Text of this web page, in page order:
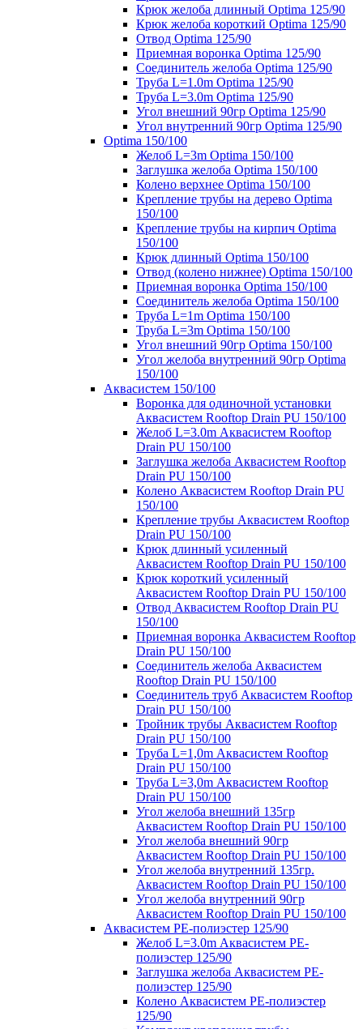
Крюк желоба длинный Optima 125/90
Крюк желоба короткий Optima 125/90
Отвод Optima 125/90
Приемная воронка Optima 125/90
Соединитель желоба Optima 125/90
Труба L=1.0m Optima 125/90
Труба L=3.0m Optima 125/90
Угол внешний 90гр Optima 125/90
Угол внутренний 90гр Optima 125/90
Optima 150/100
Желоб L=3m Optima 150/100
Заглушка желоба Optima 150/100
Колено верхнее Optima 150/100
Крепление трубы на дерево Optima
150/100
Крепление трубы на кирпич Optima
150/100
Крюк длинный Optima 150/100
Отвод (колено нижнее) Optima 150/100
Приемная воронка Optima 150/100
Соединитель желоба Optima 150/100
Труба L=1m Optima 150/100
Труба L=3m Optima 150/100
Угол внешний 90гр Optima 150/100
Угол желоба внутренний 90гр Optima
150/100
Аквасистем 150/100
Воронка для одиночной установки
Аквасистем Rooftop Drain PU 150/100
Желоб L=3.0m Аквасистем Rooftop
Drain PU 150/100
Заглушка желоба Аквасистем Rooftop
Drain PU 150/100
Колено Аквасистем Rooftop Drain PU
150/100
Крепление трубы Аквасистем Rooftop
Drain PU 150/100
Крюк длинный усиленный
Аквасистем Rooftop Drain PU 150/100
Крюк короткий усиленный
Аквасистем Rooftop Drain PU 150/100
Отвод Аквасистем Rooftop Drain PU
150/100
Приемная воронка Аквасистем Rooftop
Drain PU 150/100
Соединитель желоба Аквасистем
Rooftop Drain PU 150/100
Соединитель труб Аквасистем Rooftop
Drain PU 150/100
Тройник трубы Аквасистем Rooftop
Drain PU 150/100
Труба L=1,0m Аквасистем Rooftop
Drain PU 150/100
Труба L=3,0m Аквасистем Rooftop
Drain PU 150/100
Угол желоба внешний 135гр
Аквасистем Rooftop Drain PU 150/100
Угол желоба внешний 90гр
Аквасистем Rooftop Drain PU 150/100
Угол желоба внутренний 135гр.
Аквасистем Rooftop Drain PU 150/100
Угол желоба внутренний 90гр
Аквасистем Rooftop Drain PU 150/100
Аквасистем PE-полиэстер 125/90
Желоб L=3.0m Аквасистем PE-
полиэстер 125/90
Заглушка желоба Аквасистем PE-
полиэстер 125/90
Колено Аквасистем PE-полиэстер
125/90